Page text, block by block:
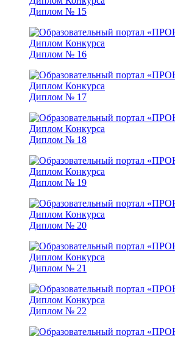
Диплом № 15
Диплом № 16
Диплом № 17
Диплом № 18
Диплом № 19
Диплом № 20
Диплом № 21
Диплом № 22